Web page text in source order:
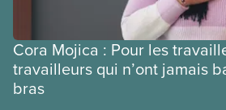
Cora Mojica : Pour les
travailleurs qui n’ont jamais
bras